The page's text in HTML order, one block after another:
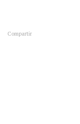
Compartir